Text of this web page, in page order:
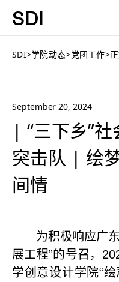
SDI
SDI>学院动态>党团工作>
September 20, 2024
| “三下乡”社
突击队 | 绘
间情
为积极响应广
展工程”的号召，
学创意设计学院“